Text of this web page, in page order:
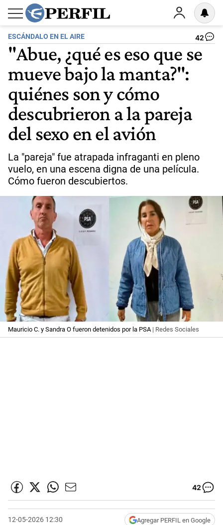
ESCÁNDALO EN EL AIRE 42
"Abue, ¿qué es eso que se
mueve bajo la manta?":
quiénes son y cómo
descubrieron a la pareja
del sexo en el avión
La "pareja" fue atrapada infraganti en pleno
vuelo, en una escena digna de una película.
Cómo fueron descubiertos.
Mauricio C. y Sandra O fueron detenidos por la PSA| Redes Sociales
42
12-05-2026 12:30 Agregar PERFIL en Google